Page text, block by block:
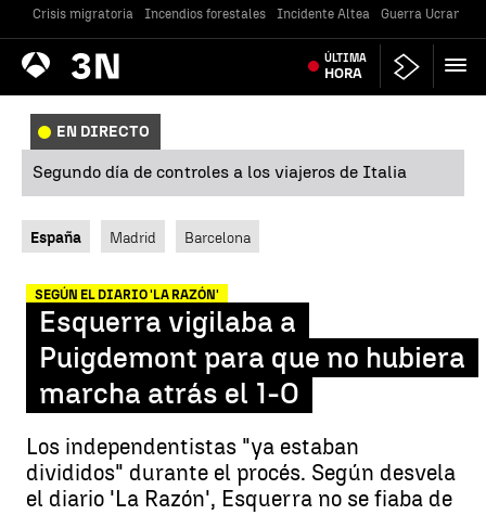
Crisis migratoria Incendios forestales Incidente Altea Guerra Ucrania
Antena
3 Noticias ÚLTIMA
HORA
EN DIRECTO
Segundo día de controles a los viajeros de Italia
España Madrid Barcelona
SEGÚN EL DIARIO 'LA RAZÓN'
Esquerra vigilaba a
Puigdemont para que no hubiera
marcha atrás el 1-O
Los independentistas "ya estaban
divididos" durante el procés. Según desvela
el diario 'La Razón', Esquerra no se fiaba de